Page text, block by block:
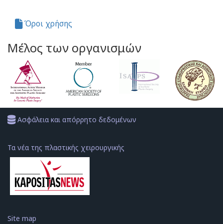
Όροι χρήσης
Μέλος των οργανισμών
Ασφάλεια και απόρρητο δεδομένων
Τα νέα της πλαστικής χειρουργικής
Site map